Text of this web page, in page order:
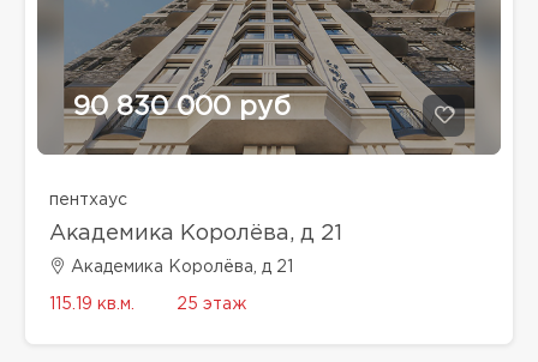
90 830 000 руб
пентхаус
Академика Королёва, д 21
Академика Королёва, д 21
115.19 кв.м. 25 этаж